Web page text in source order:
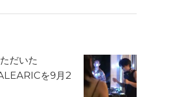
だいた
を9月2